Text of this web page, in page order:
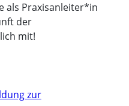
als Praxisanleiter*in
der
mit!